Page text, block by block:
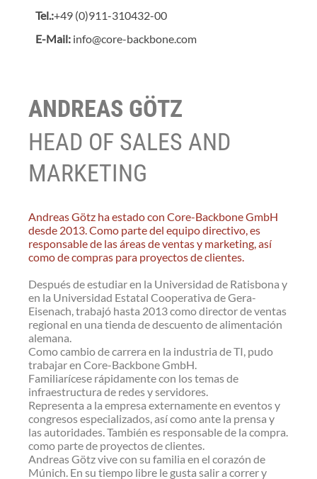
Tel.:+49 (0)911-310432-00
E-Mail: info@core-backbone.com
ANDREAS GÖTZ
HEAD OF SALES AND
MARKETING
Andreas Götz ha estado con Core-Backbone GmbH
desde 2013. Como parte del equipo directivo, es
responsable de las áreas de ventas y marketing, así
como de compras para proyectos de clientes.
Después de estudiar en la Universidad de Ratisbona y
en la Universidad Estatal Cooperativa de Gera-
Eisenach, trabajó hasta 2013 como director de ventas
regional en una tienda de descuento de alimentación
alemana.
Como cambio de carrera en la industria de TI, pudo
trabajar en Core-Backbone GmbH.
Familiarícese rápidamente con los temas de
infraestructura de redes y servidores.
Representa a la empresa externamente en eventos y
congresos especializados, así como ante la prensa y
las autoridades. También es responsable de la compra.
como parte de proyectos de clientes.
Andreas Götz vive con su familia en el corazón de
Múnich. En su tiempo libre le gusta salir a correr y